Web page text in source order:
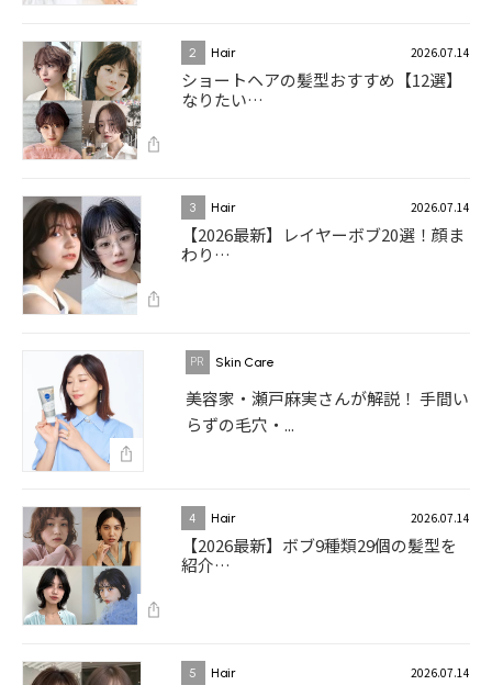
2 Hair 2026.07.14
ショートヘアの髪型おすすめ【12選】
なりたい…
3 Hair 2026.07.14
【2026最新】レイヤーボブ20選！顔ま
わり…
Skin Care
美容家・瀬戸麻実さんが解説！ 手間い
らずの毛穴・...
4 Hair 2026.07.14
【2026最新】ボブ9種類29個の髪型を
紹介…
5 Hair 2026.07.14